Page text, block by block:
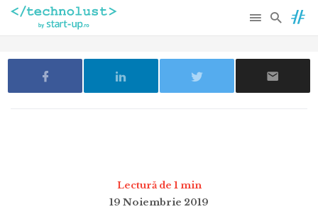
Lectură de 1 min
19 Noiembrie 2019